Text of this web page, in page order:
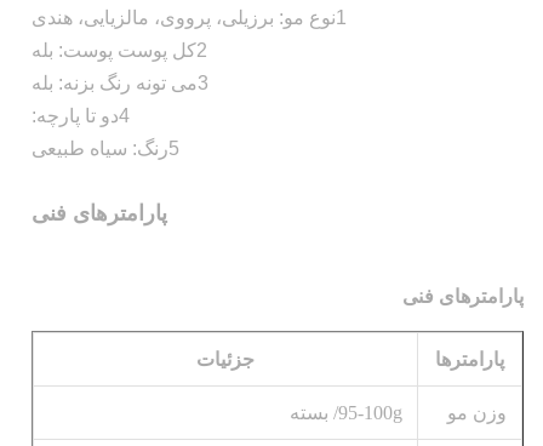
1نوع مو: برزیلی، پرووی، مالزیایی، هندی
2کل پوست پوست: بله
3می تونه رنگ بزنه: بله
4دو تا پارچه:
5رنگ: سیاه طبیعی
پارامترهای فنی
پارامترهای فنی
پارامترها جزئیات
وزن مو 95-100g/ بسته